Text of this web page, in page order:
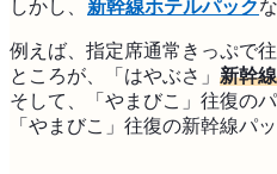
しかし、 新幹線ホテルパック
例えば、指定席通常きっぷで
ところが、「はやぶさ」 新幹
そして、「やまびこ」往復の
「やまびこ」往復の新幹線パ